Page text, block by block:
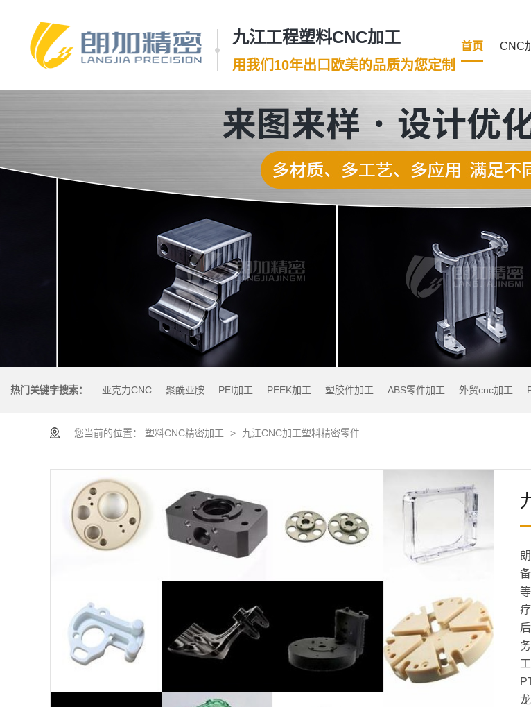
九江工程塑料CNC加工
用我们10年出口欧美的品质为您定制
首页 CNC
热门关键字搜索： 亚克力CNC 聚酰亚胺 PEI加工 PEEK加工 塑胶件加工 ABS零件加工 外贸cnc加工
您当前的位置： 塑料CNC精密加工 > 九江CNC加工塑料精密零件